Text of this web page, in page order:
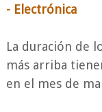
- Electrónica
La duración de
más arriba
en el mes de